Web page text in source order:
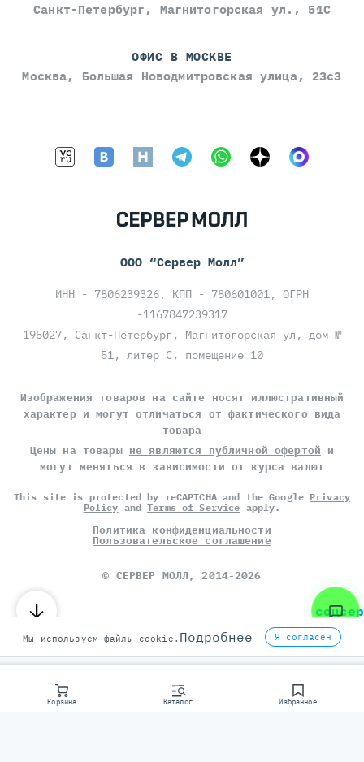
Корзина Каталог Избранное
Санкт-Петербург, Магнитогорская ул., 51С
ОФИС В МОСКВЕ
Москва, Большая Новодмитровская улица, 23с3
ООО “Сервер Молл”
ИНН - 7806239326, КПП - 780601001, ОГРН
-1167847239317
195027, Санкт-Петербург, Магнитогорская ул, дом №
51, литер С, помещение 10
Изображения товаров на сайте носят иллюстративный
характер и могут отличаться от фактического вида
товара
Цены на товары не являются публичной офертой и
могут меняться в зависимости от курса валют
This site is protected by reCAPTCHA and the Google Privacy
Policy andTerms of Service apply.
Политика конфиденциальности
Пользовательское соглашение
© СЕРВЕР МОЛЛ, 2014-2026
Мы используем файлы cookie. Подробнее Я согласен